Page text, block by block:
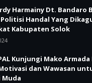
Harmainy Dt. Bandaro
Politisi Handal Yang
Kabupaten Solok
Kunjungi Mako Armada
dan Wawasan
Muda